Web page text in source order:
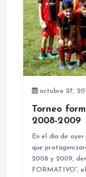
n
d
e
octubre 27,
Torneo
2008-2009
En el día de
que
2008 y 2009,
FORMATIVO”,